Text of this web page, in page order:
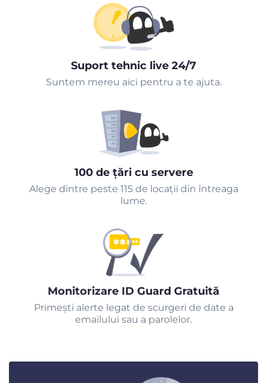
Suport tehnic live 24/7
Suntem mereu aici pentru a te ajuta.
100 de țări cu servere
Alege dintre peste 115 de locații din întreaga
lume.
Monitorizare ID Guard Gratuită
Primeşti alerte legat de scurgeri de date a
emailului sau a parolelor.